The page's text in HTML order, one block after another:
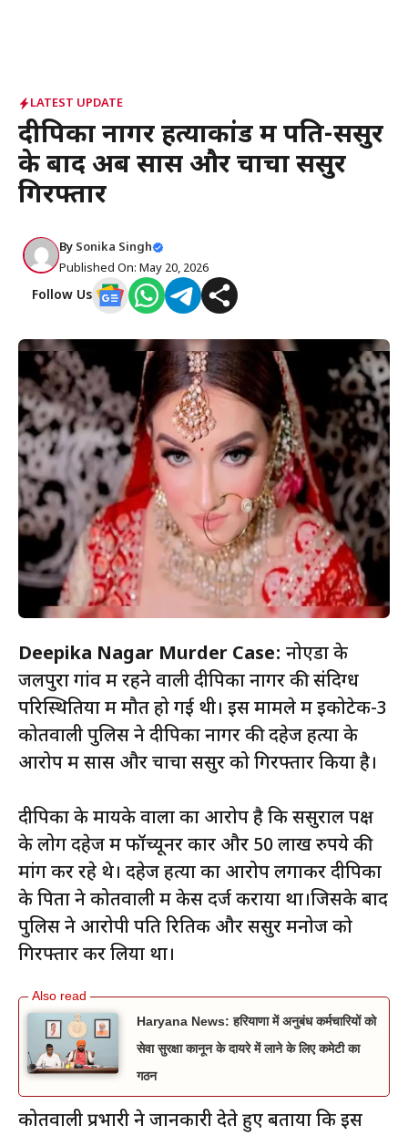
LATEST UPDATE
दीपिका नागर हत्याकांड में पति-ससुर
के बाद अब सास और चाचा ससुर
गिरफ्तार
By Sonika Singh
Published On: May 20, 2026
Follow Us
Deepika Nagar Murder Case: नोएडा के
जलपुरा गांव में रहने वाली दीपिका नागर की संदिग्ध
परिस्थितियों में मौत हो गई थी। इस मामले में इकोटेक-3
कोतवाली पुलिस ने दीपिका नागर की दहेज हत्या के
आरोप में सास और चाचा ससुर को गिरफ्तार किया है।
दीपिका के मायके वालों का आरोप है कि ससुराल पक्ष
के लोग दहेज में फॉच्यूनर कार और 50 लाख रुपये की
मांग कर रहे थे। दहेज हत्या का आरोप लगाकर दीपिका
के पिता ने कोतवाली में केस दर्ज कराया था।जिसके बाद
पुलिस ने आरोपी पति रितिक और ससुर मनोज को
गिरफ्तार कर लिया था।
Haryana News: हरियाणा में अनुबंध कर्मचारियों को
सेवा सुरक्षा कानून के दायरे में लाने के लिए कमेटी का
गठन
कोतवाली प्रभारी ने जानकारी देते हुए बताया कि इस